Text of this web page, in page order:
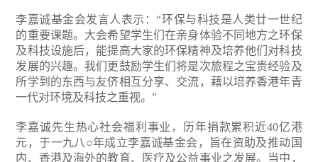
李嘉诚基金会发言人表示：“环保与科技是人类廿一世纪
的重要课题。大会希望学生们在亲身体验不同地方之环保
及科技设施后，能提高大家的环保精神及培养他们对科技
发展的兴趣。我们更鼓励学生们将是次旅程之宝贵经验及
所学到的东西与友侪相互分享、交流，藉以培养香港年青
一代对环境及科技之重视。”
李嘉诚先生热心社会福利事业，历年捐款累积近40亿港
元，于一九八○年成立李嘉诚基金会，旨在资助及推动国
内、香港及海外的教育、医疗及公益事业之发展。当中，